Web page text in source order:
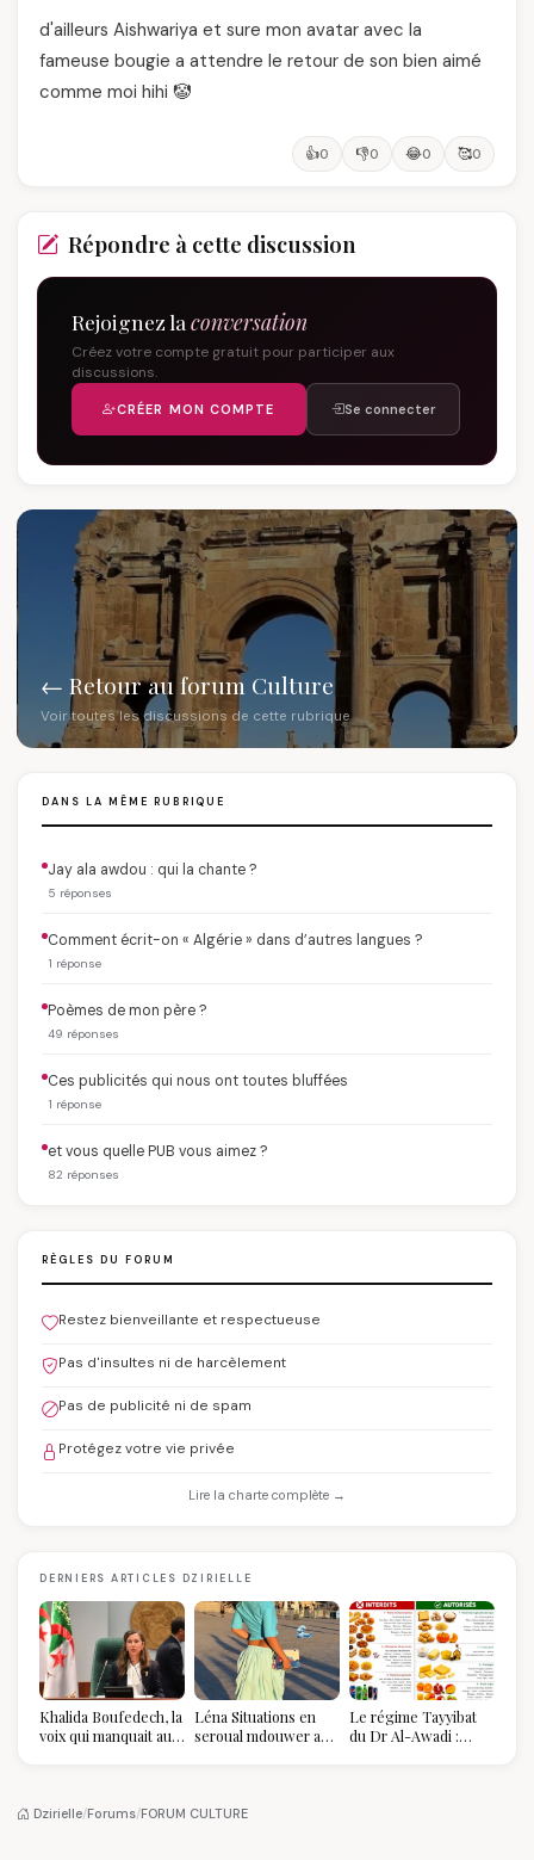
d'ailleurs Aishwariya et sure mon avatar avec la
fameuse bougie a attendre le retour de son bien aimé
comme moi hihi 🤡
👍0 👎0 😂0 🥰0
Répondre à cette discussion
Rejoignez la conversation
Créez votre compte gratuit pour participer aux
discussions.
CRÉER MON COMPTE Se connecter
← Retour au forum Culture
Voir toutes les discussions de cette rubrique
DANS LA MÊME RUBRIQUE
Jay ala awdou : qui la chante ?
5 réponses
Comment écrit-on « Algérie » dans d’autres langues ?
1 réponse
Poèmes de mon père ?
49 réponses
Ces publicités qui nous ont toutes bluffées
1 réponse
et vous quelle PUB vous aimez ?
82 réponses
RÈGLES DU FORUM
Restez bienveillante et respectueuse
Pas d'insultes ni de harcèlement
Pas de publicité ni de spam
Protégez votre vie privée
Lire la charte complète →
DERNIERS ARTICLES DZIRIELLE
Khalida Boufedech, la
voix qui manquait au
Léna Situations en
seroual mdouwer au
pièce mode de l'été
Le régime Tayyibat
du Dr Al-Awadi :
Dzirielle/Forums/FORUM CULTURE